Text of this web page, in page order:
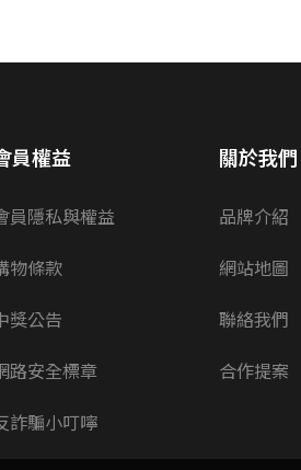
員權益
員隱私與權益
物條款
獎公告
路安全標章
詐騙小叮嚀
關於我們
品牌介紹
網站地圖
聯絡我們
合作提案